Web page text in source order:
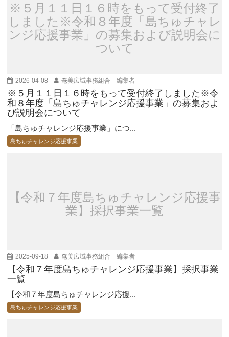
ン
※５月１１日１６時をもって受付終了
しました※令和８年度「島ちゅチャレ
ンジ応援事業」の募集および説明会に
ついて
2026-04-08 奄美広域事務組合 編集者
※５月１１日１６時をもって受付終了しました※令
和８年度「島ちゅチャレンジ応援事業」の募集およ
び説明会について
「島ちゅチャレンジ応援事業」につ...
島ちゅチャレンジ応援事業
【令和７年度島ちゅチャレンジ応援事
業】採択事業一覧
2025-09-18 奄美広域事務組合 編集者
【令和７年度島ちゅチャレンジ応援事業】採択事業
一覧
【令和７年度島ちゅチャレンジ応援...
島ちゅチャレンジ応援事業